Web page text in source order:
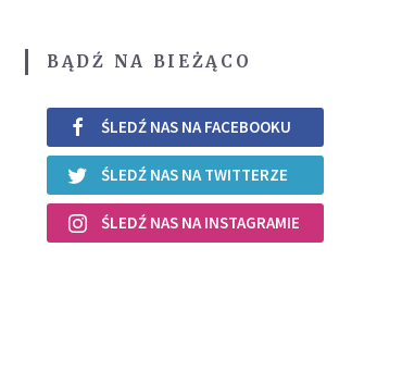
BĄDŹ NA BIEŻĄCO
ŚLEDŹ NAS NA FACEBOOKU
ŚLEDŹ NAS NA TWITTERZE
ŚLEDŹ NAS NA INSTAGRAMIE